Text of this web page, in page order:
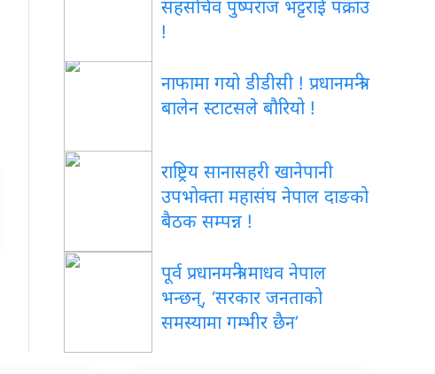
सहसचिव पुष्पराज भट्टराई पक्राउ
!
नाफामा गयो डीडीसी ! प्रधानमन्त्री
बालेन स्टाटसले बौरियो !
राष्ट्रिय सानासहरी खानेपानी
उपभोक्ता महासंघ नेपाल दाङको
बैठक सम्पन्न !
पूर्व प्रधानमन्त्री माधव नेपाल
भन्छन्, ‘सरकार जनताको
समस्यामा गम्भीर छैन’